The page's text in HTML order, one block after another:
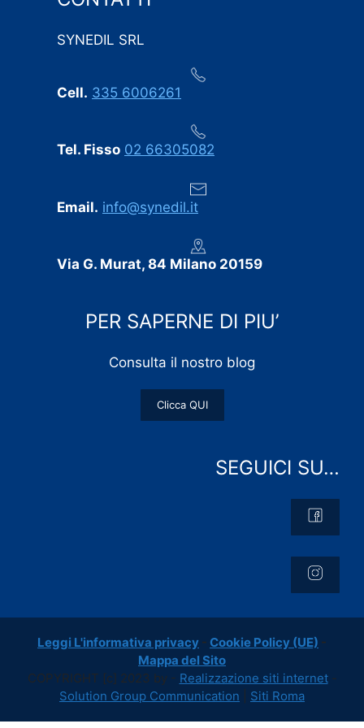
in questo settore. Ogni eventuale imprevisto è stato
dell’ultimo minuto.
Professionalità, puntualità e cura dei dettagli:
consigliamo vivamente SYNEDIL a chiunque stia
SYNEDIL SRL
Cell. 335 6006261
Tel. Fisso 02 66305082
Email. info@synedil.it
Via G. Murat, 84 Milano 20159
PER SAPERNE DI PIU’
Consulta il nostro blog
Clicca QUI
SEGUICI SU…
Leggi L'informativa privacy - Cookie Policy (UE) -
Mappa del Sito
COPYRIGHT [c] 2023 by - Realizzazione siti internet-
Solution Group Communication
Siti Roma